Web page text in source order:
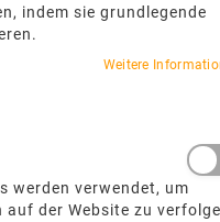
SOLITÄR-,
indem sie grundlegende
Weitere
werden verwendet, um
auf der Website zu